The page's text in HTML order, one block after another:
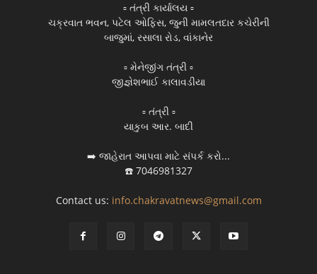
▫️ તંત્રી કાર્યાલય ▫️
ચક્રવાત ભવન, પટેલ ઓફિસ, જુની મામલતદાર કચેરીની
બાજુમાં, રસાલા રોડ, વાંકાનેર
▫️ મેનેજીંગ તંત્રી ▫️
જીજ્ઞેશભાઈ કાલાવડીયા
▫️ તંત્રી ▫️
યાકુબ આર. બાદી
➡️ જાહેરાત આપવા માટે સંપર્ક કરો...
☎️ 7046981327
Contact us: info.chakravatnews@gmail.com